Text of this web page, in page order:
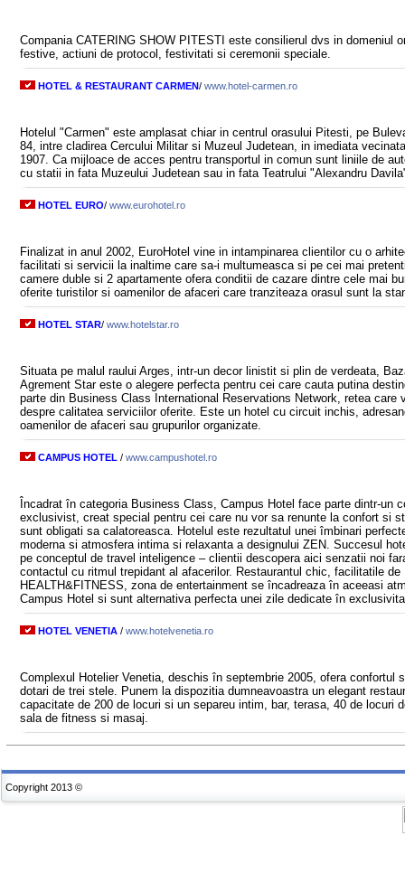
Compania CATERING SHOW PITESTI este consilierul dvs in domeniul
festive, actiuni de protocol, festivitati si ceremonii speciale.
HOTEL & RESTAURANT CARMEN/ www.hotel-carmen.ro
Hotelul "Carmen" este amplasat chiar in centrul orasului Pitesti, pe
84, intre cladirea Cercului Militar si Muzeul Judetean, in imediata
1907. Ca mijloace de acces pentru transportul in comun sunt liniile de
cu statii in fata Muzeului Judetean sau in fata Teatrului "Alexandru
HOTEL EURO/ www.eurohotel.ro
Finalizat in anul 2002, EuroHotel vine in intampinarea clientilor cu o
facilitati si servicii la inaltime care sa-i multumeasca si pe cei mai
camere duble si 2 apartamente ofera conditii de cazare dintre cele mai
oferite turistilor si oamenilor de afaceri care tranziteaza orasul sunt la
HOTEL STAR/ www.hotelstar.ro
Situata pe malul raului Arges, intr-un decor linistit si plin de verdeata,
Agrement Star este o alegere perfecta pentru cei care cauta putina
parte din Business Class International Reservations Network, retea care
despre calitatea serviciilor oferite. Este un hotel cu circuit inchis,
oamenilor de afaceri sau grupurilor organizate.
CAMPUS HOTEL / www.campushotel.ro
Încadrat în categoria Business Class, Campus Hotel face parte dintr-un
exclusivist, creat special pentru cei care nu vor sa renunte la confort si
sunt obligati sa calatoreasca. Hotelul este rezultatul unei îmbinari
moderna si atmosfera intima si relaxanta a designului ZEN. Succesul
pe conceptul de travel inteligence – clientii descopera aici senzatii noi
contactul cu ritmul trepidant al afacerilor. Restaurantul chic, facilitatile de
HEALTH&FITNESS, zona de entertainment se încadreaza în aceeasi
Campus Hotel si sunt alternativa perfecta unei zile dedicate în
HOTEL VENETIA / www.hotelvenetia.ro
Complexul Hotelier Venetia, deschis în septembrie 2005, ofera confortul
dotari de trei stele. Punem la dispozitia dumneavoastra un elegant
capacitate de 200 de locuri si un separeu intim, bar, terasa, 40 de locuri
sala de fitness si masaj.
Copyright 2013 ©